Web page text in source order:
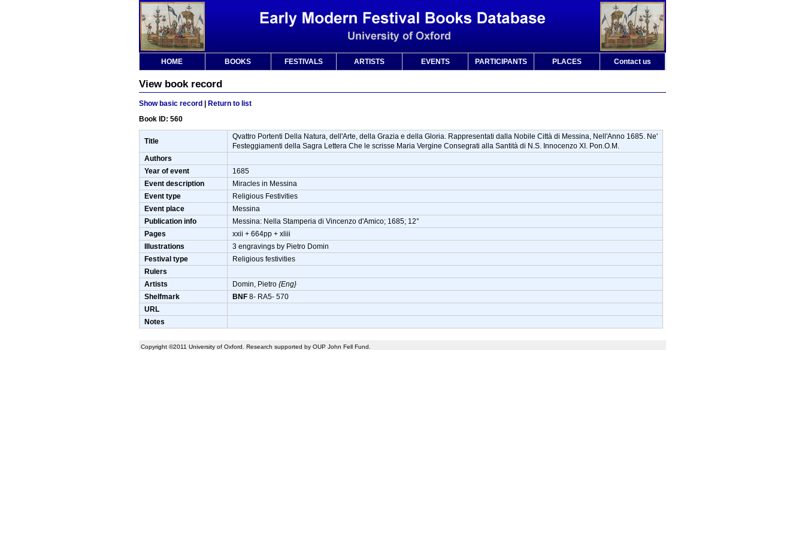
HOME BOOKS FESTIVALS ARTISTS EVENTS PARTICIPANTS PLACES Contact us
View book record
Show basic record
Return to list
Book ID: 560
Title
Qvattro Portenti Della Natura, dell'Arte, della Grazia e della Gloria. Rappresentati dalla Nobile Città di Messina, Nell'Anno 1685. Ne'
Festeggiamenti della Sagra Lettera Che le scrisse Maria Vergine Consegrati alla Santità di N.S. Innocenzo XI. Pon.O.M.
Authors
Year of event
1685
Event description
Miracles in Messina
Event type
Religious Festivities
Event place
Messina
Publication info
Messina: Nella Stamperia di Vincenzo d'Amico; 1685; 12°
Pages
xxii + 664pp + xliii
Illustrations
3 engravings by Pietro Domin
Festival type
Religious festivities
Rulers
Artists
Domin, Pietro {Eng}
Shelfmark
BNF 8- RA5- 570
URL
Notes
Copyright ©2011 University of Oxford. Research supported by OUP John Fell Fund.